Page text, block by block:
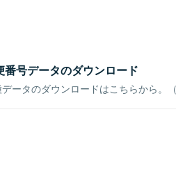
番号データのダウンロード
ータのダウンロードはこちらから。